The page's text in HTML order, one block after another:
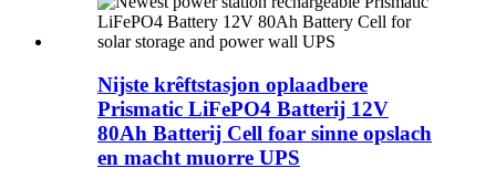
Nijste krêftstasjon oplaadbere
Prismatic LiFePO4 Batterij 12V
80Ah Batterij Cell foar sinne opslach
en macht muorre UPS